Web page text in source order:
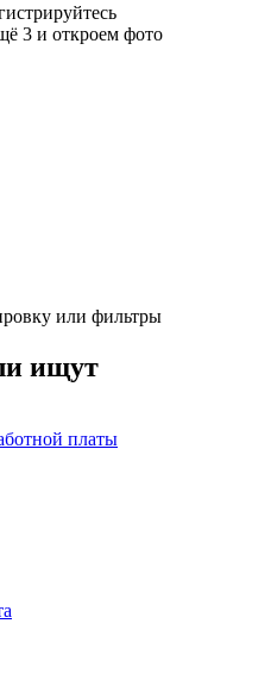
3 и откроем фото
или фильтры
ищут
платы